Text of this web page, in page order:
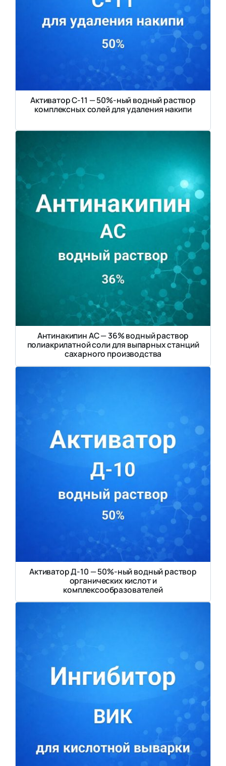
Активатор С-11 — 50%-ный водный раствор
комплексных солей для удаления накипи
Антинакипин АС — 36% водный раствор
полиакрилатной соли для выпарных станций
сахарного производства
Активатор Д-10 — 50%-ный водный раствор
органических кислот и
комплексообразователей